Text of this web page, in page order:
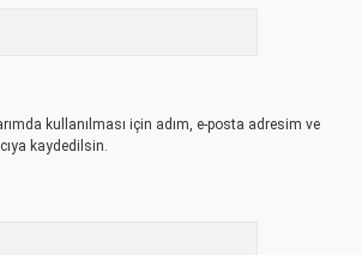
kullanılması için adım, e-posta adresim ve
kaydedilsin.